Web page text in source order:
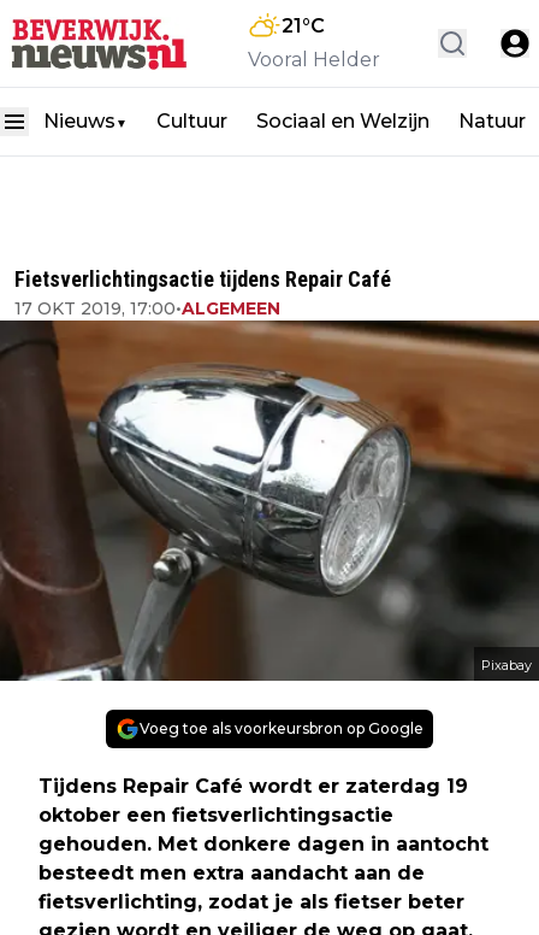
21°C
Vooral Helder
Nieuws ▼ Cultuur Sociaal en Welzijn Natuur
Fietsverlichtingsactie tijdens Repair Café
17 OKT 2019, 17:00•ALGEMEEN
Pixabay
Voeg toe als voorkeursbron op Google
Tijdens Repair Café wordt er zaterdag 19
oktober een fietsverlichtingsactie
gehouden. Met donkere dagen in aantocht
besteedt men extra aandacht aan de
fietsverlichting, zodat je als fietser beter
gezien wordt en veiliger de weg op gaat.